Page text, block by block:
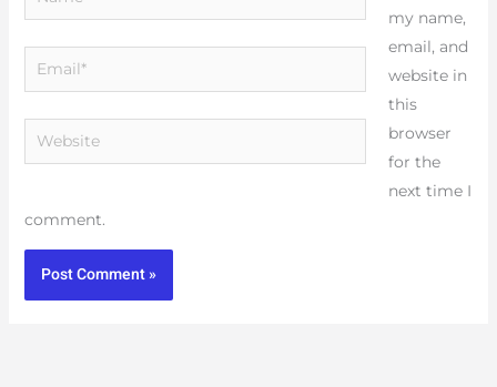
Email*
Website
my name,
email, and
website in
this
browser
for the
next time I
comment.